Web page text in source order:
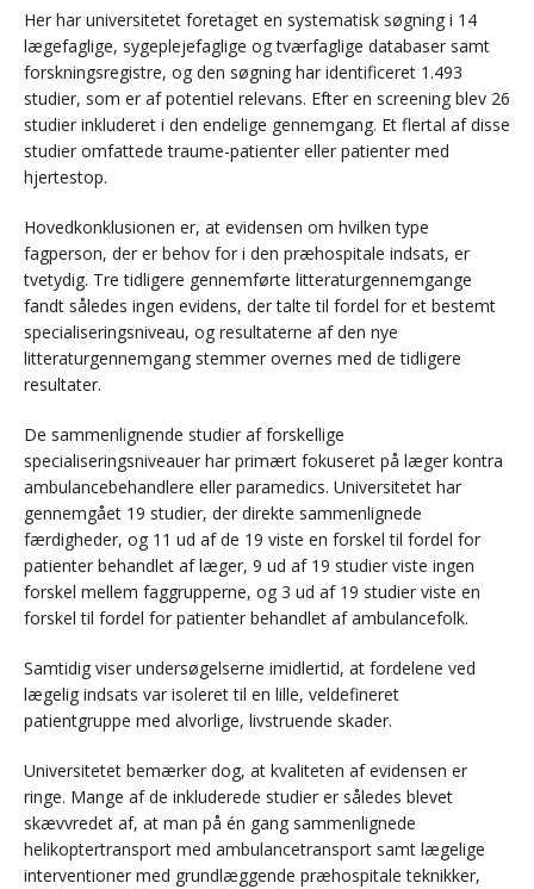
Her har universitetet foretaget en systematisk søgning i 14
lægefaglige, sygeplejefaglige og tværfaglige databaser samt
forskningsregistre, og den søgning har identificeret 1.493
studier, som er af potentiel relevans. Efter en screening blev 26
studier inkluderet i den endelige gennemgang. Et flertal af disse
studier omfattede traume-patienter eller patienter med
hjertestop.
Hovedkonklusionen er, at evidensen om hvilken type
fagperson, der er behov for i den præhospitale indsats, er
tvetydig. Tre tidligere gennemførte litteraturgennemgange
fandt således ingen evidens, der talte til fordel for et bestemt
specialiseringsniveau, og resultaterne af den nye
litteraturgennemgang stemmer overnes med de tidligere
resultater.
De sammenlignende studier af forskellige
specialiseringsniveauer har primært fokuseret på læger kontra
ambulancebehandlere eller paramedics. Universitetet har
gennemgået 19 studier, der direkte sammenlignede
færdigheder, og 11 ud af de 19 viste en forskel til fordel for
patienter behandlet af læger, 9 ud af 19 studier viste ingen
forskel mellem faggrupperne, og 3 ud af 19 studier viste en
forskel til fordel for patienter behandlet af ambulancefolk.
Samtidig viser undersøgelserne imidlertid, at fordelene ved
lægelig indsats var isoleret til en lille, veldefineret
patientgruppe med alvorlige, livstruende skader.
Universitetet bemærker dog, at kvaliteten af evidensen er
ringe. Mange af de inkluderede studier er således blevet
skævvredet af, at man på én gang sammenlignede
helikoptertransport med ambulancetransport samt lægelige
interventioner med grundlæggende præhospitale teknikker,